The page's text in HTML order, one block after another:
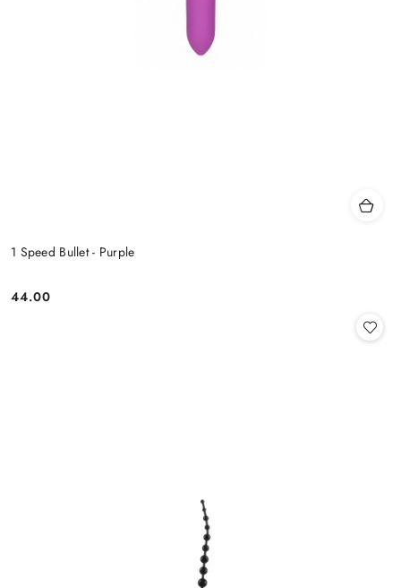
1 Speed Bullet - Purple
Cena:
44.00